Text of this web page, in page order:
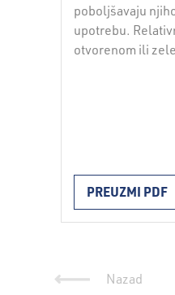
poboljšavaju
upotrebu.
otvorenom ili
PREUZMI PDF
Nazad